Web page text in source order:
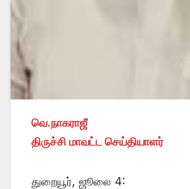
வெ.நாகராஜீ
திருச்சி மாவட்ட செய்தியாளர்
துறையூர், ஜூலை 4: